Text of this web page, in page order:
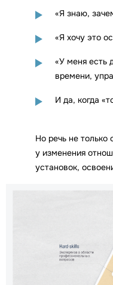
«Я знаю,
«Я хочу это
«У меня есть
времени,
И да, когда
Но речь не
у изменения
установок,